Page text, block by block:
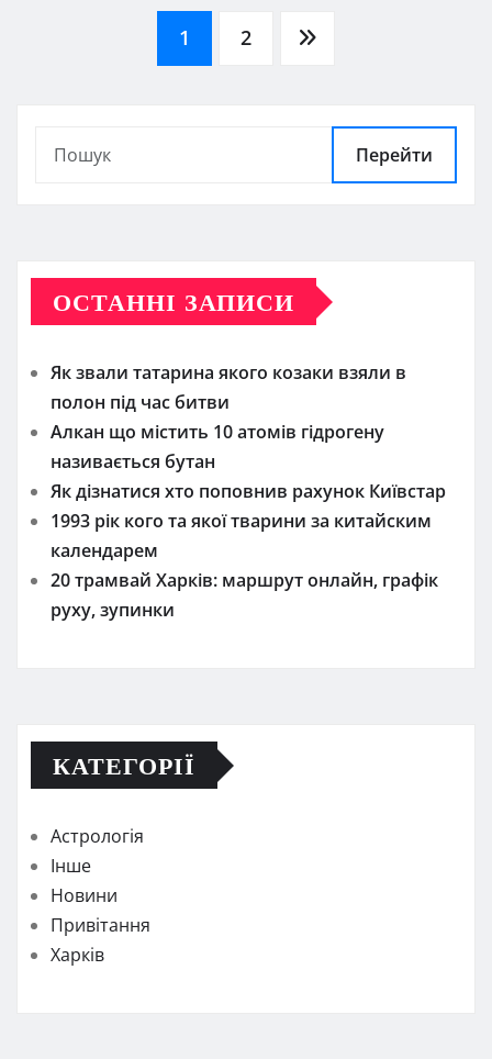
Пагінація
1 2
Перейти
ОСТАННІ ЗАПИСИ
Як звали татарина якого козаки взяли в
полон під час битви
Алкан що містить 10 атомів гідрогену
називається бутан
Як дізнатися хто поповнив рахунок Київстар
1993 рік кого та якої тварини за китайским
календарем
20 трамвай Харків: маршрут онлайн, графік
руху, зупинки
КАТЕГОРІЇ
Астрологія
Інше
Новини
Привітання
Харків